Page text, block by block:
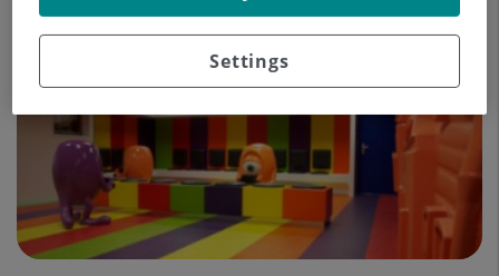
Hospital Universitari General de Catalunya - Grupo
Quirónsalud
Settings